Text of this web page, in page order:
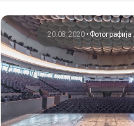
20.08.2020•Фотографија